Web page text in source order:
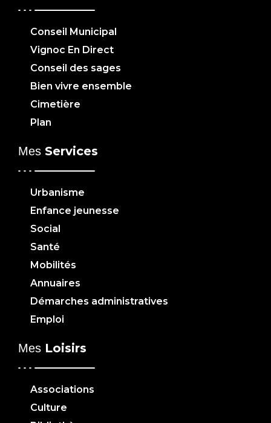
Conseil Municipal
Vignoc En Direct
Conseil des sages
Bien vivre ensemble
Cimetière
Plan
Mes Services
Urbanisme
Enfance jeunesse
Social
Santé
Mobilités
Annuaires
Démarches administratives
Emploi
Mes Loisirs
Associations
Culture